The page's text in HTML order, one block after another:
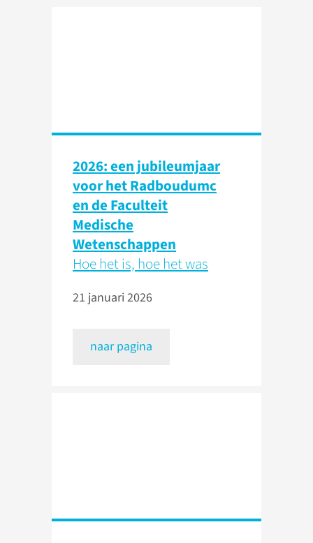
2026: een jubileumjaar
voor het Radboudumc
en de Faculteit
Medische
Wetenschappen
Hoe het is, hoe het was
21 januari 2026
naar pagina